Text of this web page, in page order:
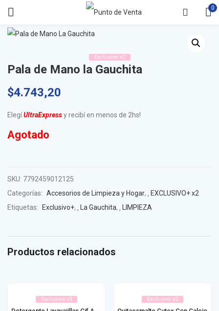
0
Exclusivo x2
Pala de Mano la Gauchita
$4.743,20
ElegíUltraExpressy recibí en menos de 2hs!
Agotado
SKU: 7792459012125
Categorías: Accesorios de Limpieza y Hogar,
EXCLUSIVO+ x2
Etiquetas:
Exclusivo+, La Gauchita, LIMPIEZA
Productos relacionados
Exclusivo x3 Exclusivo x2